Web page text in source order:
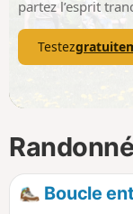
partez l’esprit
Testez
Boucle